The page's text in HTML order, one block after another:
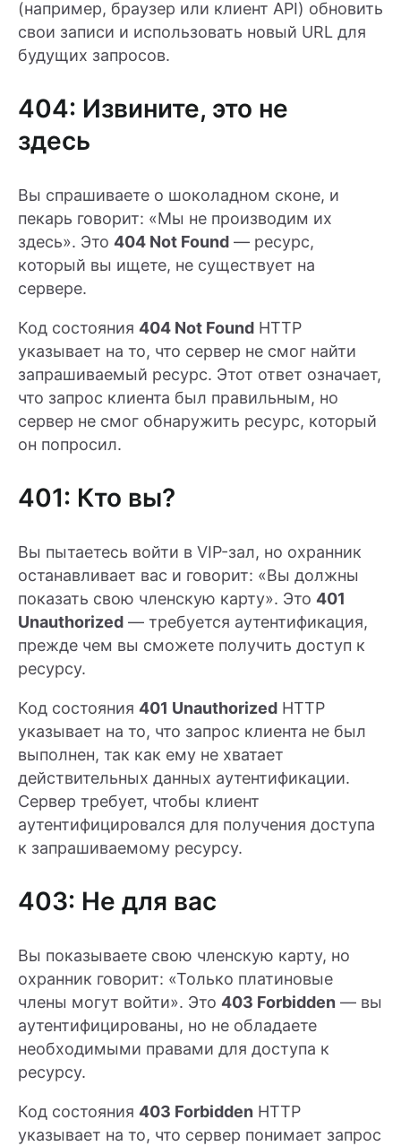
(например, браузер или клиент API) обновить
свои записи и использовать новый URL для
будущих запросов.
404: Извините, это не
здесь
Вы спрашиваете о шоколадном сконе, и
пекарь говорит: «Мы не производим их
здесь». Это 404 Not Found — ресурс,
который вы ищете, не существует на
сервере.
Код состояния 404 Not Found HTTP
указывает на то, что сервер не смог найти
запрашиваемый ресурс. Этот ответ означает,
что запрос клиента был правильным, но
сервер не смог обнаружить ресурс, который
он попросил.
401: Кто вы?
Вы пытаетесь войти в VIP-зал, но охранник
останавливает вас и говорит: «Вы должны
показать свою членскую карту». Это 401
Unauthorized — требуется аутентификация,
прежде чем вы сможете получить доступ к
ресурсу.
Код состояния 401 Unauthorized HTTP
указывает на то, что запрос клиента не был
выполнен, так как ему не хватает
действительных данных аутентификации.
Сервер требует, чтобы клиент
аутентифицировался для получения доступа
к запрашиваемому ресурсу.
403: Не для вас
Вы показываете свою членскую карту, но
охранник говорит: «Только платиновые
члены могут войти». Это 403 Forbidden — вы
аутентифицированы, но не обладаете
необходимыми правами для доступа к
ресурсу.
Код состояния 403 Forbidden HTTP
указывает на то, что сервер понимает запрос